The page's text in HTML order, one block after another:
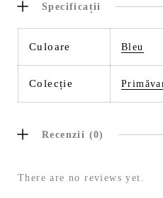
Specificații
Culoare Bleu
Colecție
Recenzii (0)
There are no reviews yet.